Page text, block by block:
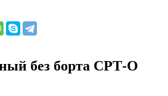
без борта СРТ-О